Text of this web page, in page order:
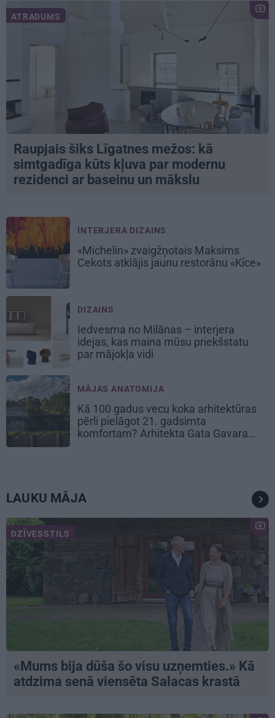
ATRADUMS
Raupjais šiks Līgatnes mežos: kā
simtgadīga kūts kļuva par modernu
rezidenci ar baseinu un mākslu
INTERJERA DIZAINS
«Michelin» zvaigžņotais Maksims
Cekots atklājis jaunu restorānu «Kíce»
DIZAINS
Iedvesma no Milānas – interjera
idejas, kas maina mūsu priekšstatu
par mājokļa vidi
MĀJAS ANATOMIJA
Kā 100 gadus vecu koka arhitektūras
pērli pielāgot 21. gadsimta
komfortam? Arhitekta Gata Gavara
LAUKU MĀJA
DZĪVESSTILS
«Mums bija dūša šo visu uzņemties.» Kā
atdzima senā viensēta Salacas krastā